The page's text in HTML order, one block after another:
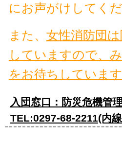
にお声がけしてくだ
また、 女性消防団
していますので、
をお待ちしています
入団窓口：防災危機管
TEL:0297-68-2211(内